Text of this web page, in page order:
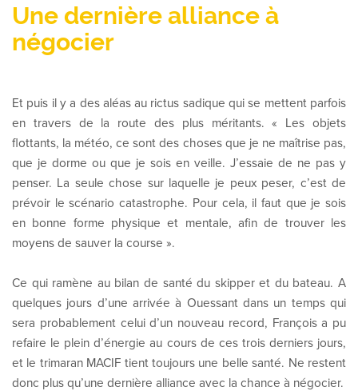
Une dernière alliance à
négocier
Et puis il y a des aléas au rictus sadique qui se mettent parfois
en travers de la route des plus méritants. « Les objets
flottants, la météo, ce sont des choses que je ne maîtrise pas,
que je dorme ou que je sois en veille. J’essaie de ne pas y
penser. La seule chose sur laquelle je peux peser, c’est de
prévoir le scénario catastrophe. Pour cela, il faut que je sois
en bonne forme physique et mentale, afin de trouver les
moyens de sauver la course ».
Ce qui ramène au bilan de santé du skipper et du bateau. A
quelques jours d’une arrivée à Ouessant dans un temps qui
sera probablement celui d’un nouveau record, François a pu
refaire le plein d’énergie au cours de ces trois derniers jours,
et le trimaran MACIF tient toujours une belle santé. Ne restent
donc plus qu’une dernière alliance avec la chance à négocier.